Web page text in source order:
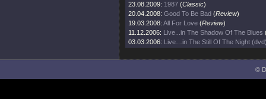
23.08.2009: 1987 (Classic)
20.04.2008: Good To Be Bad (Review)
19.03.2008: All For Love (Review)
11.12.2006: Live...in The Shadow Of The Blues
03.03.2006: Live…in The Still Of The Night
©